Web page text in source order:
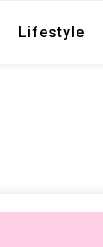
Lifestyle